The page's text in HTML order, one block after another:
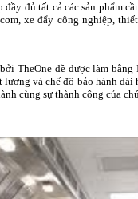
đủ tất cả các sản phẩm
xe đẩy công nghiệp,
TheOne đề được làm
và chế độ bảo hành
cùng sự thành công của